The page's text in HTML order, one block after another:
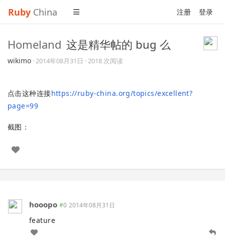
Ruby China 注册 登录
Homeland 这是精华帖的 bug 么
wikimo ·2014年08月31日 · 2018 次阅读
点击这种连接https://ruby-china.org/topics/excellent?
page=99
截图：
hooopo #0 2014年08月31日
feature